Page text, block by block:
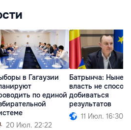
в Гагаузии
по единой
20 Июл. 22:22
Батрынча:
власть не
добиваться
результатов
11 Июл. 16:30